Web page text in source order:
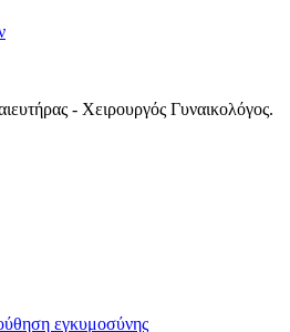
- Χειρουργός Γυναικολόγος.
εγκυμοσύνης